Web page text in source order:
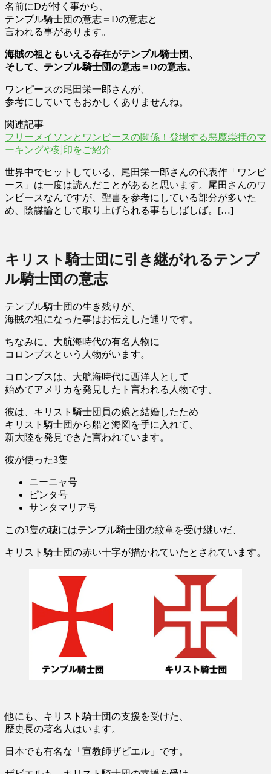
名前にDが付く事から、
テンプル騎士団の意志＝Dの意志と
言われる事があります。
海賊の祖ともいえる存在がテンプル騎士団、
そして、テンプル騎士団の意志＝Dの意志。
ワンピースの尾田栄一郎さんが、
参考にしていてもおかしくありませんね。
関連記事
フリーメイソンとワンピースの関係！登場する悪魔崇拝のマ
ーキングや刻印をご紹介
世界中でヒットしている、尾田栄一郎さんの代表作「ワンピ
ース」は一度は読んだことがあると思います。尾田さんのワ
ンピースなんですが、聖書を参考にしている部分が多いた
め、陰謀論として取り上げられる事もしばしば。[…]
キリスト騎士団に引き継がれるテンプ
ル騎士団の意志
テンプル騎士団の生き残りが、
海賊の祖になった事はお伝えした通りです。
ちなみに、大航海時代の有名人物に
コロンブスという人物がいます。
コロンブスは、大航海時代に西洋人として
始めてアメリカを発見したト言われる人物です。
彼は、キリスト騎士団員の娘と結婚したため
キリスト騎士団から船と海図を手に入れて、
新大陸を発見できた言われています。
彼が使った3隻
ニーニャ号
ピンタ号
サンタマリア号
この3隻の穂にはテンプル騎士団の紋章を受け継いだ、
キリスト騎士団の赤い十字が描かれていたとされています。
他にも、キリスト騎士団の支援を受けた、
歴史長の著名人はいます。
日本でも有名な「宣教師ザビエル」です。